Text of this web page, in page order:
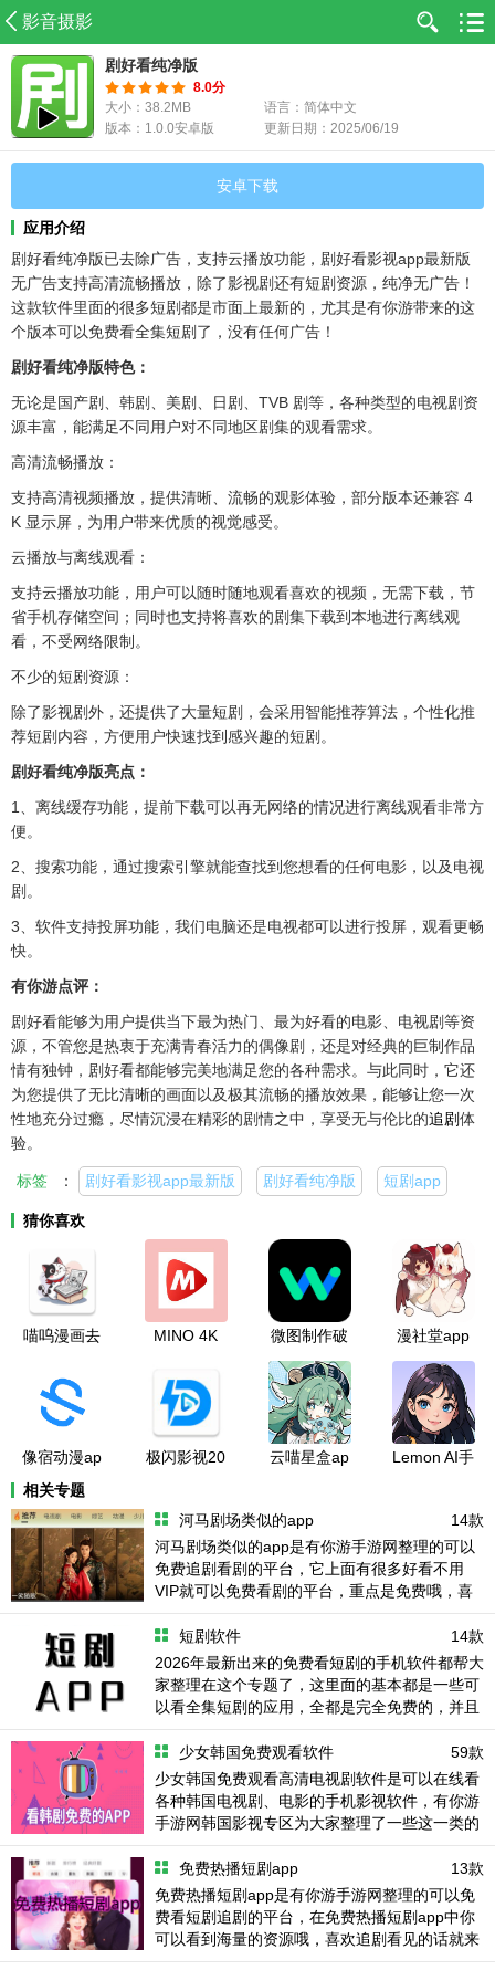
影音摄影
剧好看纯净版
8.0分
大小：38.2MB
语言：简体中文
版本：1.0.0安卓版
更新日期：2025/06/19
安卓下载
应用介绍
剧好看纯净版已去除广告，支持云播放功能，剧好看影视app最新版
无广告支持高清流畅播放，除了影视剧还有短剧资源，纯净无广告！
这款软件里面的很多短剧都是市面上最新的，尤其是有你游带来的这
个版本可以免费看全集短剧了，没有任何广告！
剧好看纯净版特色：
无论是国产剧、韩剧、美剧、日剧、TVB 剧等，各种类型的电视剧资
源丰富，能满足不同用户对不同地区剧集的观看需求。
高清流畅播放：
支持高清视频播放，提供清晰、流畅的观影体验，部分版本还兼容 4
K 显示屏，为用户带来优质的视觉感受。
云播放与离线观看：
支持云播放功能，用户可以随时随地观看喜欢的视频，无需下载，节
省手机存储空间；同时也支持将喜欢的剧集下载到本地进行离线观
看，不受网络限制。
不少的短剧资源：
除了影视剧外，还提供了大量短剧，会采用智能推荐算法，个性化推
荐短剧内容，方便用户快速找到感兴趣的短剧。
剧好看纯净版亮点：
1、离线缓存功能，提前下载可以再无网络的情况进行离线观看非常方
便。
2、搜索功能，通过搜索引擎就能查找到您想看的任何电影，以及电视
剧。
3、软件支持投屏功能，我们电脑还是电视都可以进行投屏，观看更畅
快。
有你游点评：
剧好看能够为用户提供当下最为热门、最为好看的电影、电视剧等资
源，不管您是热衷于充满青春活力的偶像剧，还是对经典的巨制作品
情有独钟，剧好看都能够完美地满足您的各种需求。与此同时，它还
为您提供了无比清晰的画面以及极其流畅的播放效果，能够让您一次
性地充分过瘾，尽情沉浸在精彩的剧情之中，享受无与伦比的追剧体
验。
标签 ： 剧好看影视app最新版 剧好看纯净版 短剧app
猜你喜欢
喵呜漫画去
MINO 4K
微图制作破
解版
漫社堂app
手机版
像宿动漫ap
p最新版本
极闪影视20
载
云喵星盒ap
Lemon AI手
相关专题
14款
河马剧场类似的app
河马剧场类似的app是有你游手游网整理的可以
免费追剧看剧的平台，它上面有很多好看不用
VIP就可以免费看剧的平台，重点是免费哦，喜
欢看剧追剧就来试试河马剧场类似的app。
14款
短剧软件
2026年最新出来的免费看短剧的手机软件都帮大
家整理在这个专题了，这里面的基本都是一些可
以看全集短剧的应用，全都是完全免费的，并且
没有广告之类的，喜欢在手机上刷短剧的可以下
载试试哦！
59款
少女韩国免费观看软件
少女韩国免费观看高清电视剧软件是可以在线看
各种韩国电视剧、电影的手机影视软件，有你游
手游网韩国影视专区为大家整理了一些这一类的
软件，喜欢看韩剧的可以下载。
13款
免费热播短剧app
免费热播短剧app是有你游手游网整理的可以免
费看短剧追剧的平台，在免费热播短剧app中你
可以看到海量的资源哦，喜欢追剧看见的话就来
试试免费热播短剧app。